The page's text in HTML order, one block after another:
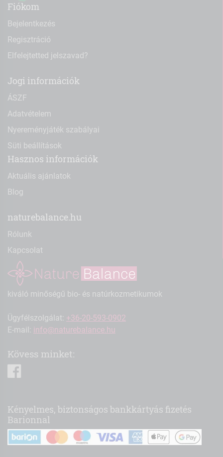
Fiókom
Bejelentkezés
Regisztráció
Elfelejtetted jelszavad?
Jogi információk
ÁSZF
Adatvételem
Nyereményjáték szabályai
Süti beállítások
Hasznos információk
Aktuális ajánlatok
Blog
naturebalance.hu
Rólunk
Kapcsolat
kiváló minőségű bio- és natúrkozmetikumok
Ügyfélszolgálat: +36-20-593-0902
E-mail: info@naturebalance.hu
Kövess minket:
Kényelmes, biztonságos bankkártyás fizetés
Barionnal